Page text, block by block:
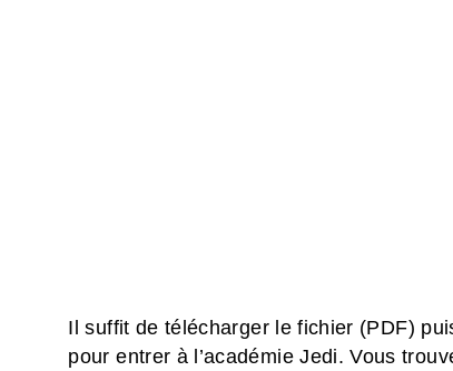
Il suffit de télécharger le fichier (PDF)
pour entrer à l’académie Jedi. Vous